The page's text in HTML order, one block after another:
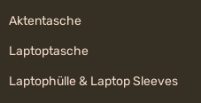
Aktentasche
Laptoptasche
Laptophülle & Laptop Sleeves